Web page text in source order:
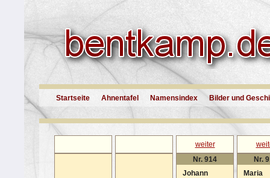
Startseite Ahnentafel Namensindex Bilder und
weiter
Nr. 914
Johann
Nr.
Maria